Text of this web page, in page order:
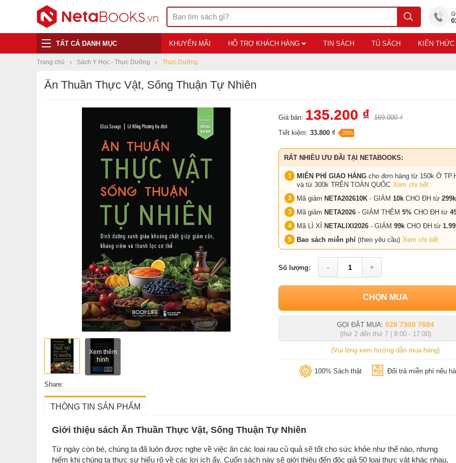
TẤT CẢ DANH MỤC KHUYẾN MÃI HỖ TRỢ KHÁCH HÀNG TIN SÁCH TỦ SÁCH KIẾN THỨC
Trang chủ Sách Y Học - Thực Dưỡng Thực Dưỡng
Ăn Thuần Thực Vật, Sống Thuận Tự Nhiên
Xem thêm
hình
Share:
Giá bán: 135.200 ₫
169.000 ₫
Tiết kiệm: 33.800 ₫ -20%
RẤT NHIỀU ƯU ĐÃI TẠI NETABOOKS:
MIỄN PHÍ GIAO HÀNG cho đơn hàng từ 150k Ở
và từ 300k TRÊN TOÀN QUỐC Xem chi tiết
Mã giảm NETA202610K - GIẢM 10k CHO ĐH từ 299k
Mã giảm NETA2026 - GIẢM THÊM 5% CHO ĐH từ
Mã LÌ XÌ
NETALIXI2026 - GIẢM 99k CHO ĐH từ
Bao sách miễn phí (theo yêu cầu) Xem chi tiết
Số lượng: - +
CHỌN MUA
GỌI ĐẶT MUA: 028 7300 7684
(thứ 2 đến thứ 7 | 8:00 - 17:00)
(Vui lòng xem hướng dẫn mua hàng)
100% Sách thật Đổi trả miễn phí nếu
THÔNG TIN SẢN PHẨM
Giới thiệu sách Ăn Thuần Thực Vật, Sống Thuận Tự Nhiên
Từ ngày còn bé, chúng ta đã luôn được nghe về việc ăn các loại rau củ quả sẽ tốt cho sức khỏe như thế nào, nhưng
hiếm khi chúng ta thực sự hiểu rõ về các lợi ích ấy. Cuốn sách này sẽ giới thiệu đến độc giả 50 loại thực vật khác nhau,